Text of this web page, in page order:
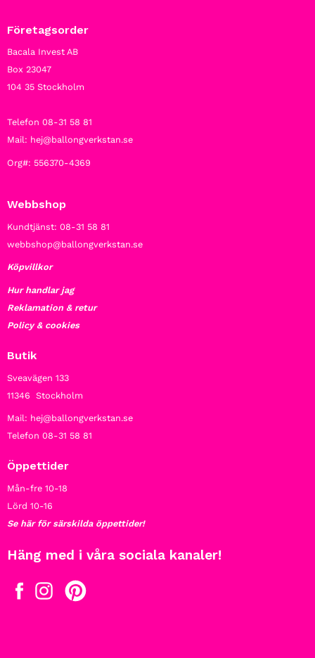
Företagsorder
Bacala Invest AB
Box 23047
104 35 Stockholm
Telefon 08-31 58 81
Mail: hej@ballongverkstan.se
Org#: 556370-4369
Webbshop
Kundtjänst: 08-31 58 81
webbshop@ballongverkstan.se
Köpvillkor
Hur handlar jag
Reklamation & retur
Policy & cookies
Butik
Sveavägen 133
11346 Stockholm
Mail: hej@ballongverkstan.se
Telefon 08-31 58 81
Öppettider
Mån-fre 10-18
Lörd 10-16
Se här för särskilda öppettider!
Häng med i våra sociala kanaler!